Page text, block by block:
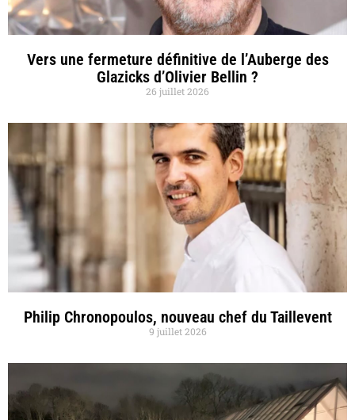
Vers une fermeture définitive de l’Auberge des
Glazicks d’Olivier Bellin ?
26 juillet 2026
Philip Chronopoulos, nouveau chef du Taillevent
9 juillet 2026